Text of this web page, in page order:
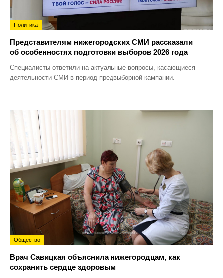
Политика
Представителям нижегородских СМИ рассказали
об особенностях подготовки выборов 2026 года
Специалисты ответили на актуальные вопросы, касающиеся
деятельности СМИ в период предвыборной кампании.
Общество
Врач Савицкая объяснила нижегородцам, как
сохранить сердце здоровым